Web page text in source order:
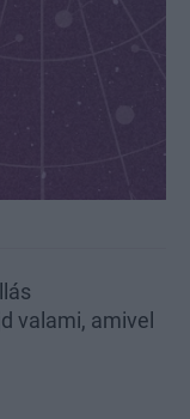
valami, amivel